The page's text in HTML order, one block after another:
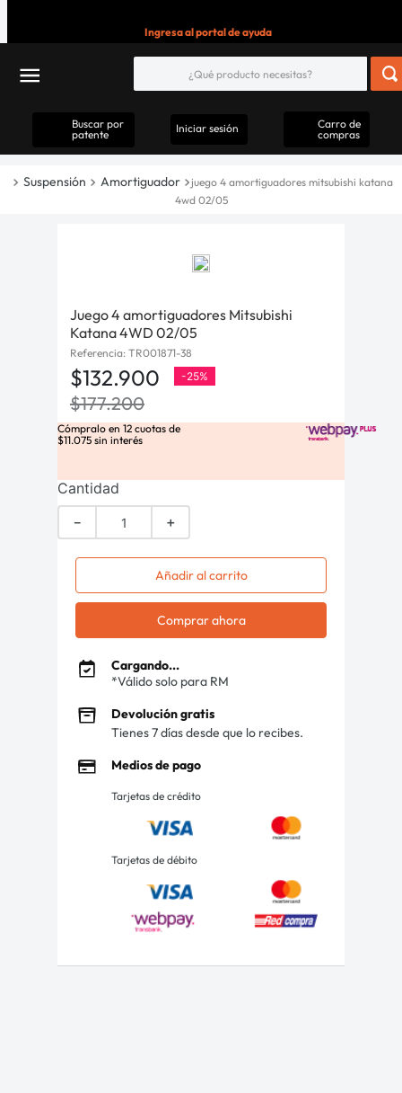
Ingresa al portal de ayuda
Buscar por
patente
Iniciar sesión
Carro de
compras
Suspensión Amortiguador
juego 4 amortiguadores mitsubishi katana
4wd 02/05
Juego 4 amortiguadores Mitsubishi
Katana 4WD 02/05
Referencia: TR001871-38
$132.900 -25%
$177.200
Cómpralo en 12 cuotas de
$11.075 sin interés
Cantidad
＋
－
Añadir al carrito
Comprar ahora
Cargando...
*Válido solo para RM
Devolución gratis
Tienes 7 días desde que lo recibes.
Medios de pago
Tarjetas de crédito
Tarjetas de débito